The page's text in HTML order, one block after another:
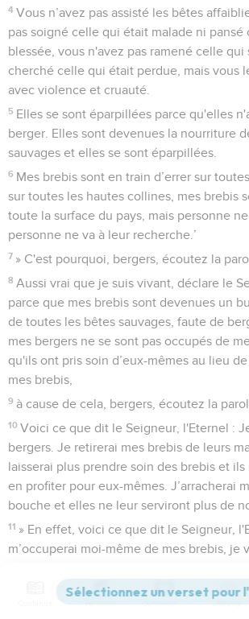
4 Vous n’avez pas assisté les bêtes
pas soigné celle qui était malade ni pansé
blessée, vous n'avez pas ramené celle qui
cherché celle qui était perdue, mais vous
avec violence et cruauté.
5 Elles se sont éparpillées parce qu'elles
berger. Elles sont devenues la nourriture
sauvages et elles se sont éparpillées.
6 Mes brebis sont en train d’errer sur
sur toutes les hautes collines, mes brebis
toute la surface du pays, mais personne ne
personne ne va à leur recherche.’
7 » C'est pourquoi, bergers, écoutez la
8 Aussi vrai que je suis vivant, déclare le
parce que mes brebis sont devenues un
de toutes les bêtes sauvages, faute de
mes bergers ne se sont pas occupés de
qu'ils ont pris soin d’eux-mêmes au lieu
mes brebis,
9 à cause de cela, bergers, écoutez la
10 Voici ce que dit le Seigneur, l'Eternel :
bergers. Je retirerai mes brebis de leurs
laisserai plus prendre soin des brebis et
en profiter pour eux-mêmes. J’arracherai
bouche et elles ne leur serviront plus de
11 » En effet, voici ce que dit le Seigneur,
m’occuperai moi-même de mes brebis, je
troupeau quand il se trouve au milieu de
Versions Commentaires Strong